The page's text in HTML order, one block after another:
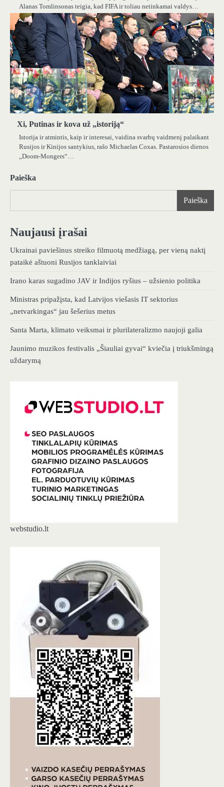
Alanas Tomlinsonas teigia, kad FIFA ir toliau netinkamai valdys…
Xi, Putinas ir kova už „istoriją“
Istorija ir atmintis, kaip ir interesai, vaidina svarbų vaidmenį palaikant
Rusijos ir Kinijos santykius, rašo Michaelas Coxas. Pastarosios dienos
„Doom-Mongers“…
Paieška
Paieška
Naujausi įrašai
Ukrainai paviešinus streiko filmuotą medžiagą, per vieną naktį
pataikė aštuoni Rusijos tanklaiviai
Irano karas sugadino JAV ir Indijos ryšius – užsienio politika
Ministras pripažįsta, kad Latvijos viešasis IT sektorius
„netvarkingas“ jau šešerius metus
Santa Marta, klimato veiksmai ir plurilateralizmo naujoji galia
Jaunimo muzikos festivalis „Šiauliai gyvai“ kviečia į triukšmingą
uždarymą
webstudio.lt